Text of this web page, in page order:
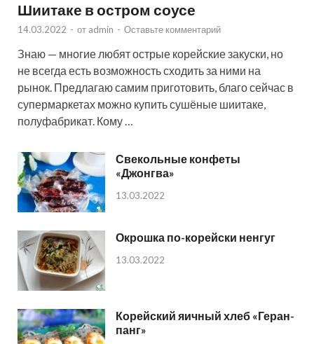
Шиитаке в остром соусе
14.03.2022 - от admin - Оставьте комментарий
Знаю — многие любят острые корейские закуски, но
не всегда есть возможность сходить за ними на
рынок. Предлагаю самим приготовить, благо сейчас в
супермаркетах можно купить сушёные шиитаке,
полуфабрикат. Кому …
Свекольные конфеты
«Джонгва»
13.03.2022
Окрошка по-корейски ненгуг
13.03.2022
Корейский яичный хлеб «Геран-
панг»